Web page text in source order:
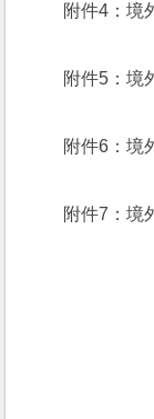
附件4：境
附件5：境
附件6：境
附件7：境
国家